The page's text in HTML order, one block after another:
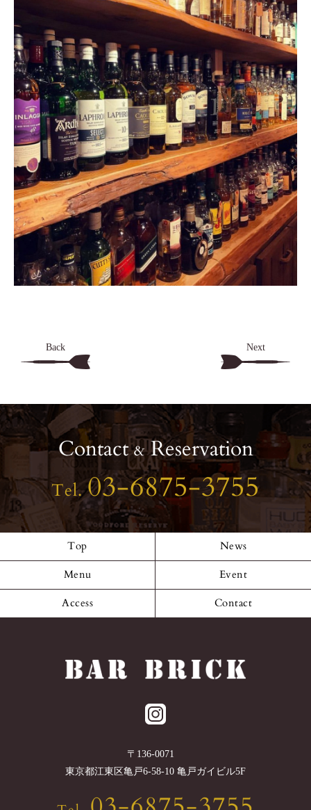
Back Next
Contact&Reservation
Tel.03-6875-3755
Top News
Menu Event
Access Contact
〒 136-0071
東京都江東区亀戸6-58-10 亀戸ガイビル5F